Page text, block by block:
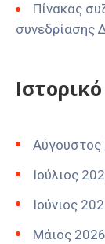
Πίνακας
συνεδρίασης
Ιστορικό
Αύγουστος
Ιούλιος
Ιούνιος
Μάιος 2026